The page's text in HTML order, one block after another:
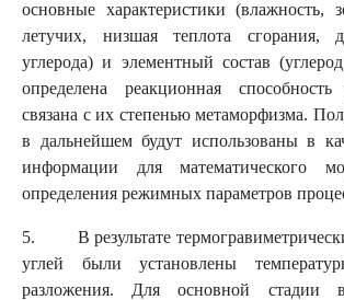
основные характеристики (влажность,
летучих, низшая теплота сгорания,
углерода) и элементный состав
определена реакционная
связана с их степенью метаморфизма.
в дальнейшем будут использованы в
информации для математического
определения режимных параметров
5. В результате
углей были установлены
разложения. Для основной стадии